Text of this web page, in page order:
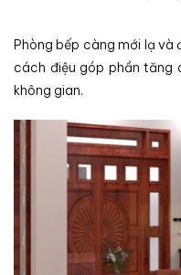
Phòng bếp càng mới lạ
cách điệu góp phần tăng
không gian.